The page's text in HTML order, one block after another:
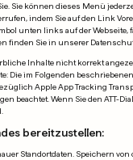
August
Sie können dieses Menü
indem Sie auf den Link
unten links auf der Webseite,
finden Sie in unserer
Inhalte nicht korrekt
Die im Folgenden
Apple App Tracking
beachtet. Wenn Sie den ATT-
bereitzustellen:
Standortdaten. Speichern von